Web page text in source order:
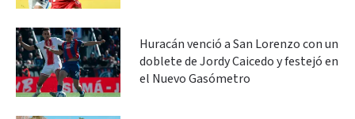
Huracán venció a San Lorenzo con un
doblete de Jordy Caicedo y festejó en
el Nuevo Gasómetro